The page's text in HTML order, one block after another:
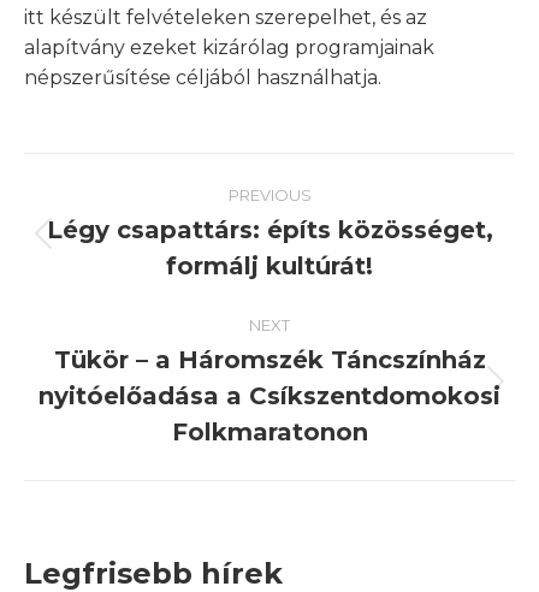
itt készült felvételeken szerepelhet, és az
alapítvány ezeket kizárólag programjainak
népszerűsítése céljából használhatja.
navigation
PREVIOUS
Previous
post:
Légy csapattárs: építs közösséget,
formálj kultúrát!
NEXT
Next
post:
Tükör – a Háromszék Táncszínház
nyitóelőadása a Csíkszentdomokosi
Folkmaratonon
Legfrisebb hírek